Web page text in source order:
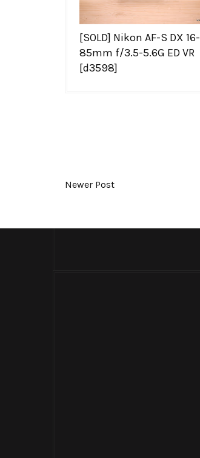
[SOLD] Nikon AF-S DX 16-
85mm f/3.5-5.6G ED VR
[d3598]
Newer Post